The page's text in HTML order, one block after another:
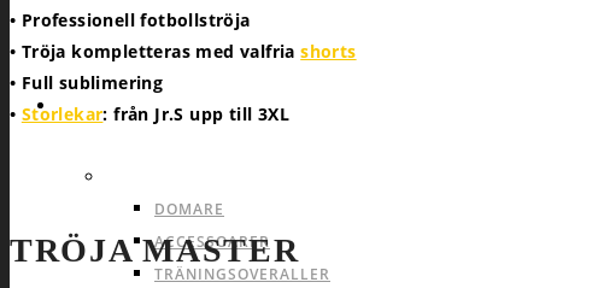
SPORTER
DOMARE
ACCESSOARER
TRÄNINGSOVERALLER
• Professionell fotbollströja
• Tröja kompletteras med valfriashorts
• Full sublimering
• Storlekar: från Jr.S upp till 3XL
TRÖJA MASTER